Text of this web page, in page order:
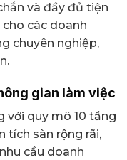
và đầy đủ tiện
cho các doanh
chuyên nghiệp,
gian làm việc
với quy mô 10 tầng
tích sàn rộng rãi,
cầu doanh